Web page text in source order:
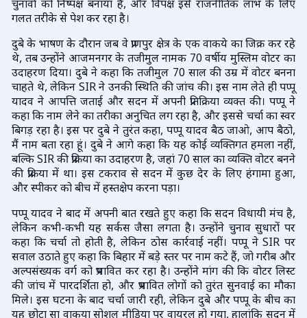
चुनावों को निष्पक्ष बनाया है, और विपक्ष इसे राजनीतिक लाभ के लिए
गलत तरीके से पेश कर रहा है।
दुबे के भाषण के दौरान जब वे प्राणपुर क्षेत्र के एक वाकये का जिक्र कर रहे
थे, तब उन्होंने आजमनगर के तजीमुल नामक 70 वर्षीय मुस्लिम वोटर का
उदाहरण दिया। दुबे ने कहा कि तजीमुल 70 साल की उम्र में वोटर बनना
चाहते थे, लेकिन SIR ने उनकी स्थिति की जांच की। इस नाम लेते ही पप्पू
यादव ने आपत्ति जताई और सदन में अपनी प्रतिक्रिया व्यक्त की। पप्पू ने
कहा कि नाम लेने का तरीका अनुचित लग रहा है, और इससे चर्चा का स्वर
बिगड़ रहा है। इस पर दुबे ने तुरंत कहा, पप्पू यादव बैठ जाओ, आप बैठो,
मैं नाम बता रहा हूं। दुबे ने आगे कहा कि यह कोई व्यक्तिगत हमला नहीं,
बल्कि SIR की प्रक्रिया का उदाहरण है, जहां 70 साल का व्यक्ति वोटर बनने
की प्रक्रिया में था। इस टकराव से सदन में कुछ देर के लिए हंगामा हुआ,
और स्पीकर को बीच में हस्तक्षेप करना पड़ा।
पप्पू यादव ने बाद में अपनी बात रखते हुए कहा कि सदन विधायी मंच है,
लेकिन कभी-कभी यह सर्कस जैसा लगता है। उन्होंने चुनाव सुधारों पर
कहा कि चर्चा तो होती है, लेकिन ठोस कार्रवाई नहीं। पप्पू ने SIR पर
सवाल उठाते हुए कहा कि बिहार में बड़े स्तर पर नाम कटे हैं, जो गरीब और
अल्पसंख्यक वर्ग को प्रभावित कर रहा है। उन्होंने मांग की कि वोटर लिस्ट
की जांच में पारदर्शिता हो, और प्रभावित लोगों को तुरंत सुनवाई का मौका
मिले। इस घटना के बाद चर्चा जारी रही, लेकिन दुबे और पप्पू के बीच का